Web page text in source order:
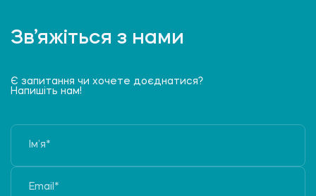
Зв’яжіться з нами
Є запитання чи хочете доєднатися?
Напишіть нам!